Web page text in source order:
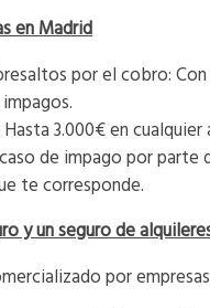
en Madrid
por el cobro:
Hasta 3.000€ en
de impago por parte
te corresponde.
y un seguro de
por